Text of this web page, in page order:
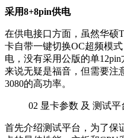
采用8+8pin供电
在供电接口方面，虽然华硕
卡自带一键切换OC超频模
电，没有采用公版的单
来说无疑是福音，但需要注
3080的高功率。
02 显卡参数 及 测试平
首先介绍测试平台，为了保